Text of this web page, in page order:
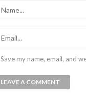
Save my name, email, and